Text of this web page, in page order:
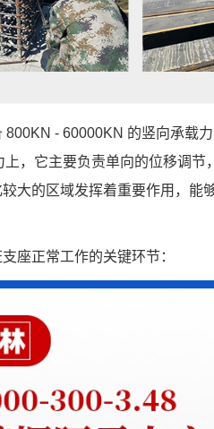
800KN - 60000KN 的竖向承载
，它主要负责单向的位移调节
大的区域发挥着重要作用，能
座正常工作的关键环节：